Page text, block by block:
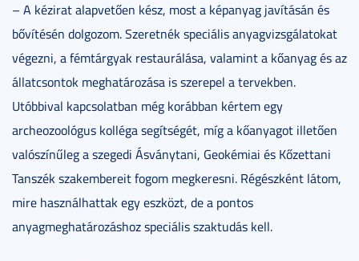
– A kézirat alapvetően kész, most a képanyag javításán és
bővítésén dolgozom. Szeretnék speciális anyagvizsgálatokat
végezni, a fémtárgyak restaurálása, valamint a kőanyag és az
állatcsontok meghatározása is szerepel a tervekben.
Utóbbival kapcsolatban még korábban kértem egy
archeozoológus kolléga segítségét, míg a kőanyagot illetően
valószínűleg a szegedi Ásványtani, Geokémiai és Kőzettani
Tanszék szakembereit fogom megkeresni. Régészként látom,
mire használhattak egy eszközt, de a pontos
anyagmeghatározáshoz speciális szaktudás kell.